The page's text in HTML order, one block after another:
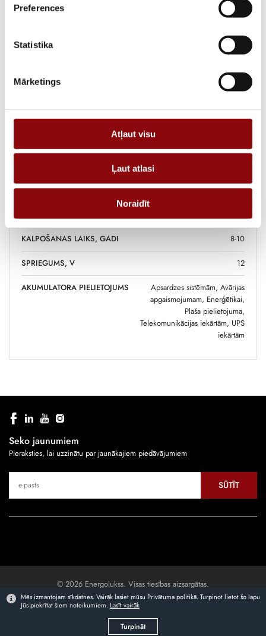
Preferences
Statistika
Mārketings
Atļaut visu
Ļaut atlasi
Noraidīt
Mēs izmantojam sīkdatnes. Vairāk lasiet mūsu Privātuma politikā. Turpinot lietot šo lapu
Jūs piekrītat šiem noteikumiem.Lasīt vairāk
Turpināt
Informācija Tehniskā specifikācija
SVARS 3.8 kg
AKUMULATORA TIPS AGM
KALPOŠANAS LAIKS, GADI 8-10
SPRIEGUMS, V 12
AKUMULATORA PIELIETOJUMS
Apsardzes sistēmām, Avārijas
apgaismojumam, Enerģētikai,
Plaša pielietojuma,
Telekomunikācijas iekārtām, UPS
iekārtām
Seko jaunumiem
Pieraksties, lai uzzinātu par jaunākajiem piedāvājumiem
SŪTĪT
© 2026 Energolukss. Visas tiesības aizsargātas.
Mājaslapas izstrāde